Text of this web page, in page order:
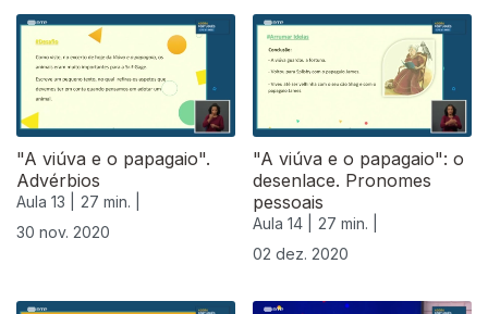
"A viúva e o papagaio".
Advérbios
Aula 13 |
27 min. |
30 nov. 2020
"A viúva e o papagaio": o
desenlace. Pronomes
pessoais
Aula 14 |
27 min. |
02 dez. 2020